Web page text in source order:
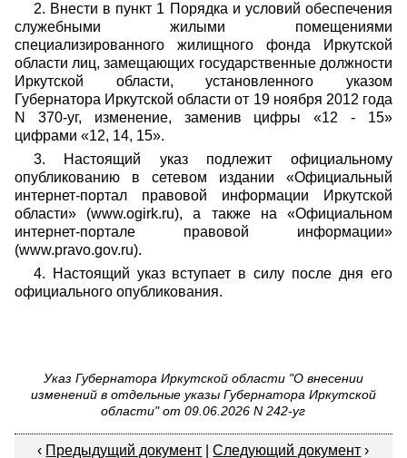
2. Внести в пункт 1 Порядка и условий обеспечения
служебными жилыми помещениями
специализированного жилищного фонда Иркутской
области лиц, замещающих государственные должности
Иркутской области, установленного указом
Губернатора Иркутской области от 19 ноября 2012 года
N 370-уг, изменение, заменив цифры «12 - 15»
цифрами «12, 14, 15».
3. Настоящий указ подлежит официальному
опубликованию в сетевом издании «Официальный
интернет-портал правовой информации Иркутской
области» (www.ogirk.ru), а также на «Официальном
интернет-портале правовой информации»
(www.pravo.gov.ru).
4. Настоящий указ вступает в силу после дня его
официального опубликования.
Указ Губернатора Иркутской области "О внесении
изменений в отдельные указы Губернатора Иркутской
области" от 09.06.2026 N 242-уг
‹ Предыдущий документ |Следующий документ ›